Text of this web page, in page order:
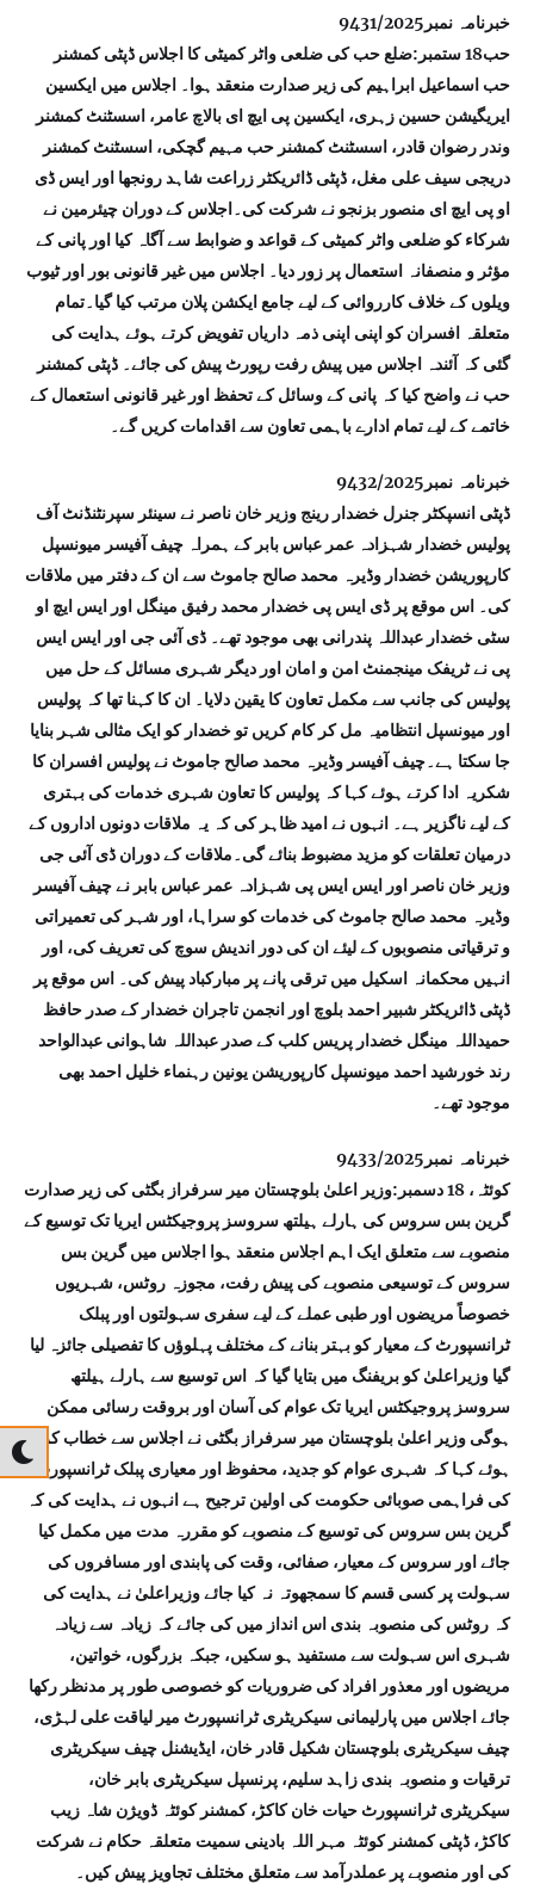
خبرنامہ نمبر9431/2025
حب18 ستمبر:ضلع حب کی ضلعی واٹر کمیٹی کا اجلاس ڈپٹی کمشنر
حب اسماعیل ابراہیم کی زیر صدارت منعقد ہوا۔ اجلاس میں ایکسین
ایریگیشن حسین زہری، ایکسین پی ایچ ای بالاچ عامر، اسسٹنٹ کمشنر
وندر رضوان قادر، اسسٹنٹ کمشنر حب مہیم گچکی، اسسٹنٹ کمشنر
دریجی سیف علی مغل، ڈپٹی ڈائریکٹر زراعت شاہد رونجھا اور ایس ڈی
او پی ایچ ای منصور بزنجو نے شرکت کی۔اجلاس کے دوران چیئرمین نے
شرکاء کو ضلعی واٹر کمیٹی کے قواعد و ضوابط سے آگاہ کیا اور پانی کے
مؤثر و منصفانہ استعمال پر زور دیا۔ اجلاس میں غیر قانونی بور اور ٹیوب
ویلوں کے خلاف کارروائی کے لیے جامع ایکشن پلان مرتب کیا گیا۔تمام
متعلقہ افسران کو اپنی اپنی ذمہ داریاں تفویض کرتے ہوئے ہدایت کی
گئی کہ آئندہ اجلاس میں پیش رفت رپورٹ پیش کی جائے۔ ڈپٹی کمشنر
حب نے واضح کیا کہ پانی کے وسائل کے تحفظ اور غیر قانونی استعمال کے
خاتمے کے لیے تمام ادارے باہمی تعاون سے اقدامات کریں گے۔
خبرنامہ نمبر9432/2025
ڈپٹی انسپکٹر جنرل خضدار رینج وزیر خان ناصر نے سینئر سپرنٹنڈنٹ آف
پولیس خضدار شہزادہ عمر عباس بابر کے ہمراہ چیف آفیسر میونسپل
کارپوریشن خضدار وڈیرہ محمد صالح جاموٹ سے ان کے دفتر میں ملاقات
کی۔ اس موقع پر ڈی ایس پی خضدار محمد رفیق مینگل اور ایس ایچ او
سٹی خضدار عبداللہ پندرانی بھی موجود تھے۔ ڈی آئی جی اور ایس ایس
پی نے ٹریفک مینجمنٹ امن و امان اور دیگر شہری مسائل کے حل میں
پولیس کی جانب سے مکمل تعاون کا یقین دلایا۔ ان کا کہنا تھا کہ پولیس
اور میونسپل انتظامیہ مل کر کام کریں تو خضدار کو ایک مثالی شہر بنایا
جا سکتا ہے۔چیف آفیسر وڈیرہ محمد صالح جاموٹ نے پولیس افسران کا
شکریہ ادا کرتے ہوئے کہا کہ پولیس کا تعاون شہری خدمات کی بہتری
کے لیے ناگزیر ہے۔ انہوں نے امید ظاہر کی کہ یہ ملاقات دونوں اداروں کے
درمیان تعلقات کو مزید مضبوط بنائے گی۔ملاقات کے دوران ڈی آئی جی
وزیر خان ناصر اور ایس ایس پی شہزادہ عمر عباس بابر نے چیف آفیسر
وڈیرہ محمد صالح جاموٹ کی خدمات کو سراہا، اور شہر کی تعمیراتی
و ترقیاتی منصوبوں کے لیئے ان کی دور اندیش سوچ کی تعریف کی، اور
انہیں محکمانہ اسکیل میں ترقی پانے پر مبارکباد پیش کی۔ اس موقع پر
ڈپٹی ڈائریکٹر شبیر احمد بلوچ اور انجمن تاجران خضدار کے صدر حافظ
حمیداللہ مینگل خضدار پریس کلب کے صدر عبداللہ شاہوانی عبدالواحد
رند خورشید احمد میونسپل کارپوریشن یونین رہنماء خلیل احمد بھی
موجود تھے۔
خبرنامہ نمبر9433/2025
کوئٹہ، 18 دسمبر:وزیر اعلیٰ بلوچستان میر سرفراز بگٹی کی زیر صدارت
گرین بس سروس کی ہارلے ہیلتھ سروسز پروجیکٹس ایریا تک توسیع کے
منصوبے سے متعلق ایک اہم اجلاس منعقد ہوا اجلاس میں گرین بس
سروس کے توسیعی منصوبے کی پیش رفت، مجوزہ روٹس، شہریوں
خصوصاً مریضوں اور طبی عملے کے لیے سفری سہولتوں اور پبلک
ٹرانسپورٹ کے معیار کو بہتر بنانے کے مختلف پہلوؤں کا تفصیلی جائزہ لیا
گیا وزیراعلیٰ کو بریفنگ میں بتایا گیا کہ اس توسیع سے ہارلے ہیلتھ
سروسز پروجیکٹس ایریا تک عوام کی آسان اور بروقت رسائی ممکن
ہوگی وزیر اعلیٰ بلوچستان میر سرفراز بگٹی نے اجلاس سے خطاب کرتے
ہوئے کہا کہ شہری عوام کو جدید، محفوظ اور معیاری پبلک ٹرانسپورٹ
کی فراہمی صوبائی حکومت کی اولین ترجیح ہے انہوں نے ہدایت کی کہ
گرین بس سروس کی توسیع کے منصوبے کو مقررہ مدت میں مکمل کیا
جائے اور سروس کے معیار، صفائی، وقت کی پابندی اور مسافروں کی
سہولت پر کسی قسم کا سمجھوتہ نہ کیا جائے وزیراعلیٰ نے ہدایت کی
کہ روٹس کی منصوبہ بندی اس انداز میں کی جائے کہ زیادہ سے زیادہ
شہری اس سہولت سے مستفید ہو سکیں، جبکہ بزرگوں، خواتین،
مریضوں اور معذور افراد کی ضروریات کو خصوصی طور پر مدنظر رکھا
جائے اجلاس میں پارلیمانی سیکریٹری ٹرانسپورٹ میر لیاقت علی لہڑی،
چیف سیکریٹری بلوچستان شکیل قادر خان، ایڈیشنل چیف سیکریٹری
ترقیات و منصوبہ بندی زاہد سلیم، پرنسپل سیکریٹری بابر خان،
سیکریٹری ٹرانسپورٹ حیات خان کاکڑ، کمشنر کوئٹہ ڈویژن شاہ زیب
کاکڑ، ڈپٹی کمشنر کوئٹہ مہر اللہ بادینی سمیت متعلقہ حکام نے شرکت
کی اور منصوبے پر عملدرآمد سے متعلق مختلف تجاویز پیش کیں۔